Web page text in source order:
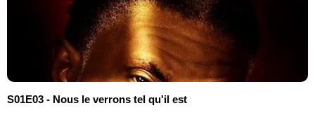
S01E03 - Nous le verrons tel qu'il est